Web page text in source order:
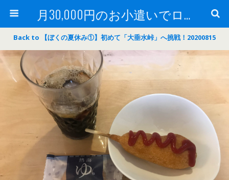
月30,000円のお小遣いでロードバイク
Back to 【ぼくの夏休み①】初めて「大垂水峠」へ挑戦！20200815